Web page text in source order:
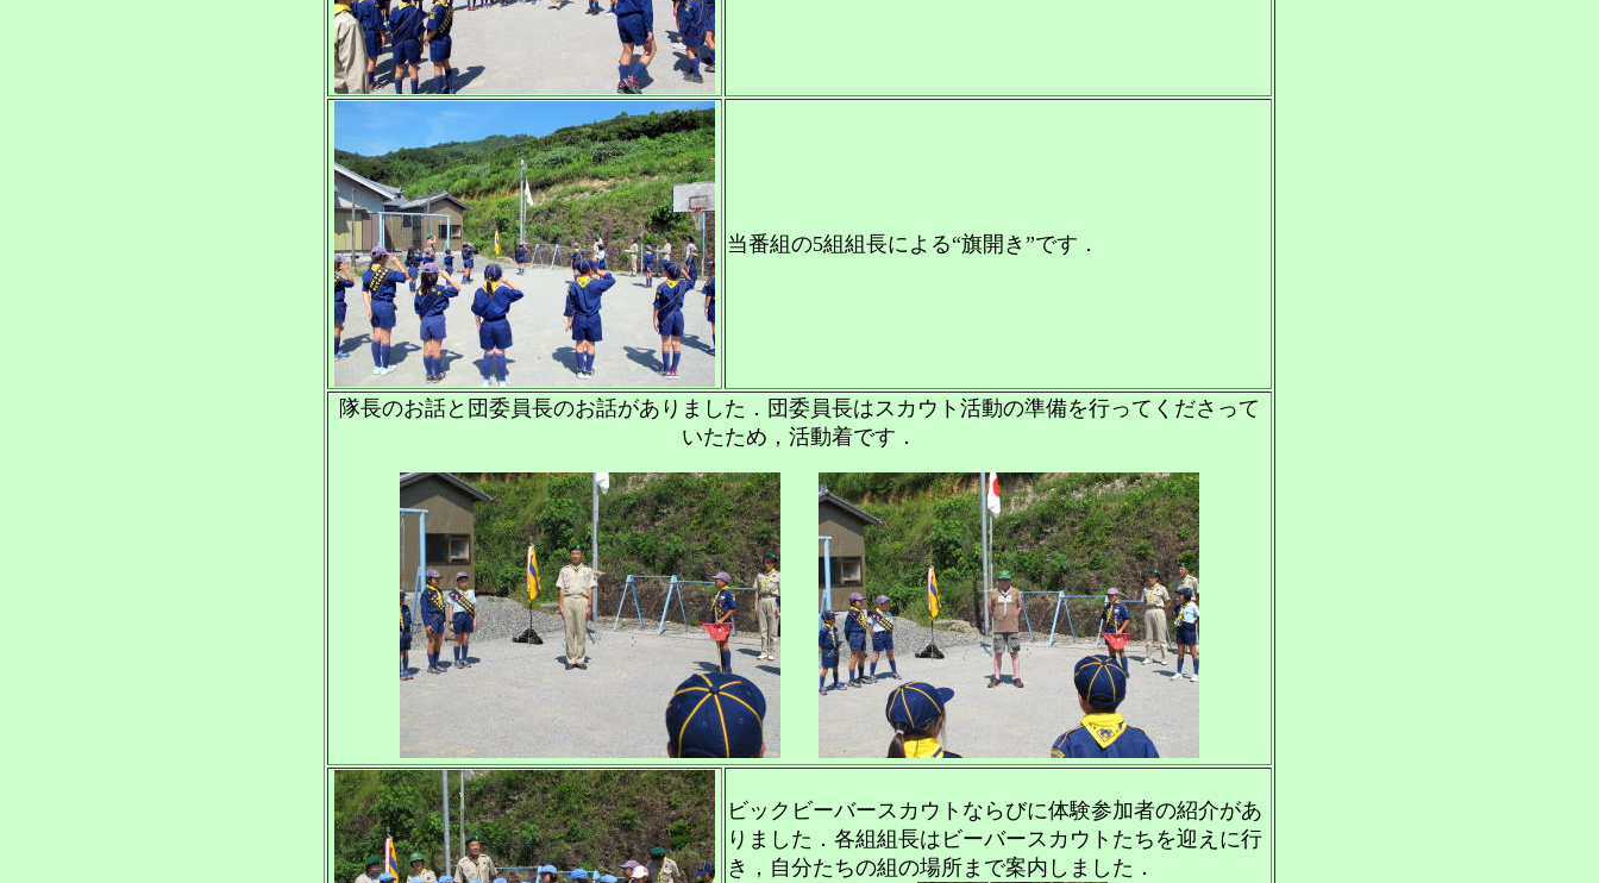
当番組の5組組長による“旗開き”です．
隊長のお話と団委員長のお話がありました．団委員長はスカウト活動の準備を行ってくださって
いたため，活動着です．
ビックビーバースカウトならびに体験参加者の紹介があ
りました．各組組長はビーバースカウトたちを迎えに行
き，自分たちの組の場所まで案内しました．